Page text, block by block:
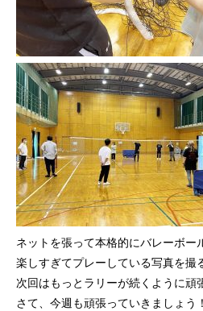
ネットを張って本格的にバレーボー
楽しすぎてプレーしている写真を撮
次回はもっとラリーが続くように頑
さて、今週も頑張っていきましょう